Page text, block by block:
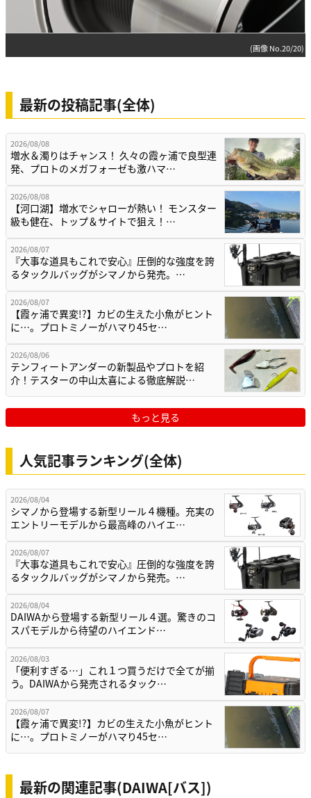
(画像 No.20/20)
最新の投稿記事(全体)
2026/08/08
増水＆濁りはチャンス！ 久々の霞ヶ浦で良型連
発、プロトのメガフォーゼも激ハマ…
2026/08/08
【河口湖】増水でシャローが熱い！ モンスター
級も健在、トップ＆サイトで狙え！…
2026/08/07
『大事な道具もこれで安心』圧倒的な強度を誇
るタックルバッグがシマノから発売。…
2026/08/07
【霞ヶ浦で異変!?】カビの生えた小魚がヒント
に…。プロトミノーがハマり45セ…
2026/08/06
テンフィートアンダーの新製品やプロトを紹
介！テスターの中山太喜による徹底解説…
もっと見る
人気記事ランキング(全体)
2026/08/04
シマノから登場する新型リール４機種。充実の
エントリーモデルから最高峰のハイエ…
2026/08/07
『大事な道具もこれで安心』圧倒的な強度を誇
るタックルバッグがシマノから発売。…
2026/08/04
DAIWAから登場する新型リール４選。驚きのコ
スパモデルから待望のハイエンド…
2026/08/03
「便利すぎる…」これ１つ買うだけで全てが揃
う。DAIWAから発売されるタック…
2026/08/07
【霞ヶ浦で異変!?】カビの生えた小魚がヒント
に…。プロトミノーがハマり45セ…
最新の関連記事(DAIWA[バス])